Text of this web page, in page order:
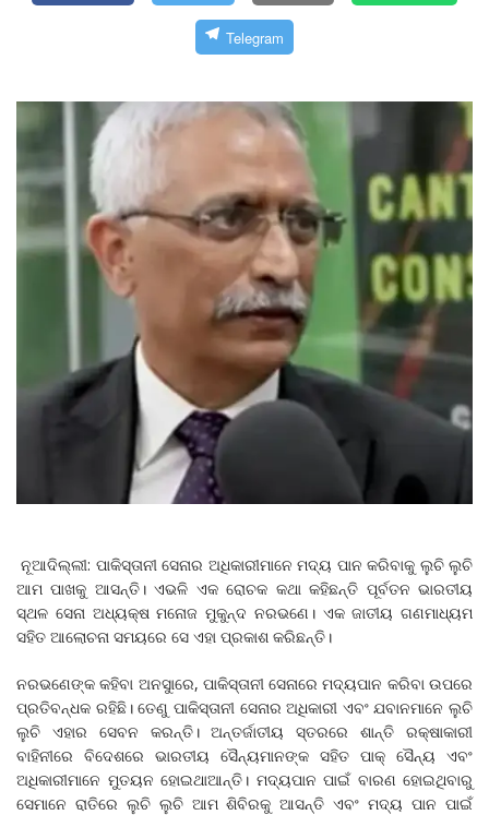
Telegram
ନୂଆଦିଲ୍ଲୀ: ପାକିସ୍ତାନୀ ସେନାର ଅଧିକାରୀମାନେ ମଦ୍ୟ ପାନ କରିବାକୁ ଲୁଚି ଲୁଚି
ଆମ ପାଖକୁ ଆସନ୍ତି। ଏଭଳି ଏକ ରୋଚକ କଥା କହିଛନ୍ତି ପୂର୍ବତନ ଭାରତୀୟ
ସ୍ଥଳ ସେନା ଅଧ୍ୟକ୍ଷ ମନୋଜ ମୁକୁନ୍ଦ ନରଭଣେ। ଏକ ଜାତୀୟ ଗଣମାଧ୍ୟମ
ସହିତ ଆଲୋଚନା ସମୟରେ ସେ ଏହା ପ୍ରକାଶ କରିଛନ୍ତି।
ନରଭଣେଙ୍କ କହିବା ଅନସୁାରେ, ପାକିସ୍ତାନୀ ସେନାରେ ମଦ୍ୟପାନ କରିବା ଉପରେ
ପ୍ରତିବନ୍ଧକ ରହିଛି। ତେଣୁ ପାକିସ୍ତାନୀ ସେନାର ଅଧିକାରୀ ଏବଂ ଯବାନମାନେ ଲୁଚି
ଲୁଚି ଏହାର ସେବନ କରନ୍ତି। ଅନ୍ତର୍ଜାତୀୟ ସ୍ତରରେ ଶାନ୍ତି ରକ୍ଷାକାରୀ
ବାହିନୀରେ ବିଦେଶରେ ଭାରତୀୟ ସୈନ୍ୟମାନଙ୍କ ସହିତ ପାକ୍‌ ସୈନ୍ୟ ଏବଂ
ଅଧିକାରୀମାନେ ମୁତୟନ ହୋଇଥାଆନ୍ତି। ମଦ୍ୟପାନ ପାଇଁ ବାରଣ ହୋଇଥିବାରୁ
ସେମାନେ ରାତିରେ ଲୁଚି ଲୁଚି ଆମ ଶିବିରକୁ ଆସନ୍ତି ଏବଂ ମଦ୍ୟ ପାନ ପାଇଁ